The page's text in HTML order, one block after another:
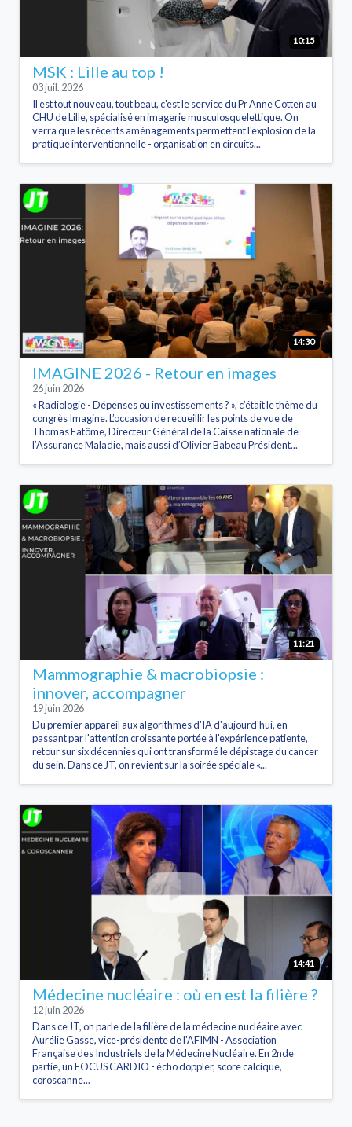
10:15
MSK : Lille au top !
03 juil. 2026
Il est tout nouveau, tout beau, c'est le service du Pr Anne Cotten au
CHU de Lille, spécialisé en imagerie musculosquelettique. On
verra que les récents aménagements permettent l'explosion de la
pratique interventionnelle - organisation en circuits...
14:30
IMAGINE 2026 - Retour en images
26 juin 2026
« Radiologie - Dépenses ou investissements ? », c’était le thème du
congrès Imagine. L’occasion de recueillir les points de vue de
Thomas Fatôme, Directeur Général de la Caisse nationale de
l’Assurance Maladie, mais aussi d’Olivier Babeau Président...
11:21
Mammographie & macrobiopsie :
innover, accompagner
19 juin 2026
Du premier appareil aux algorithmes d'IA d'aujourd'hui, en
passant par l'attention croissante portée à l'expérience patiente,
retour sur six décennies qui ont transformé le dépistage du cancer
du sein. Dans ce JT, on revient sur la soirée spéciale «...
14:41
Médecine nucléaire : où en est la filière ?
12 juin 2026
Dans ce JT, on parle de la filière de la médecine nucléaire avec
Aurélie Gasse, vice-présidente de l'AFIMN - Association
Française des Industriels de la Médecine Nucléaire. En 2nde
partie, un FOCUS CARDIO - écho doppler, score calcique,
coroscanne...